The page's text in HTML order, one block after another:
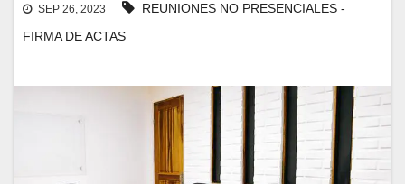
SEP 26, 2023
REUNIONES NO PRESENCIALES -
FIRMA DE ACTAS